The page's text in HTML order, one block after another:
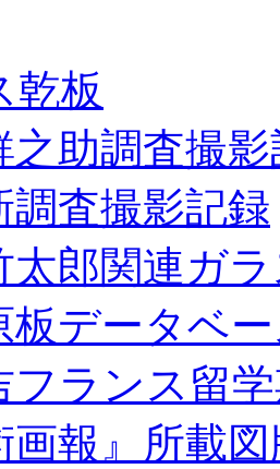
乾板
之助調査撮
調査撮影記録
太郎関連ガ
板データベ
フランス留
画報』所載